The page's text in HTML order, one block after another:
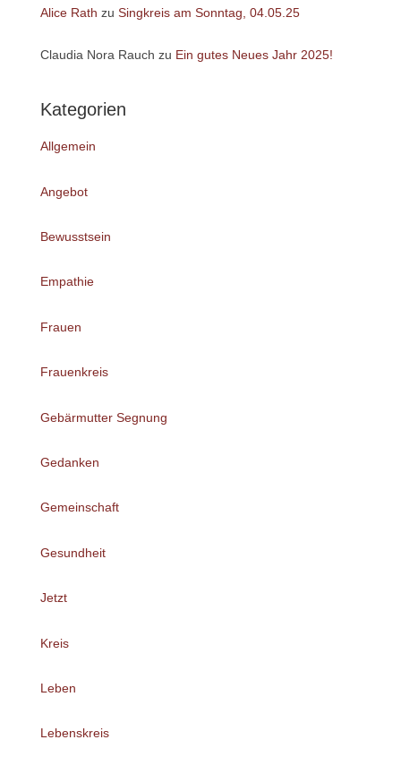
Alice Rath zu Singkreis am Sonntag, 04.05.25
Claudia Nora Rauch zu Ein gutes Neues Jahr 2025!
Kategorien
Allgemein
Angebot
Bewusstsein
Empathie
Frauen
Frauenkreis
Gebärmutter Segnung
Gedanken
Gemeinschaft
Gesundheit
Jetzt
Kreis
Leben
Lebenskreis